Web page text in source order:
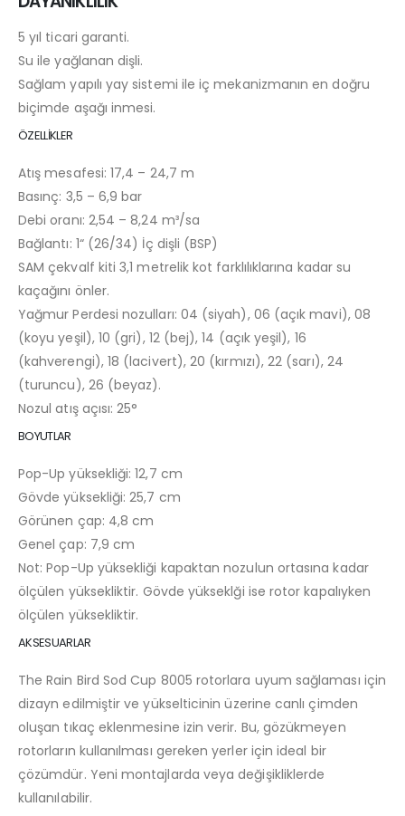
5 yıl ticari garanti.
Su ile yağlanan dişli.
Sağlam yapılı yay sistemi ile iç mekanizmanın en doğru
biçimde aşağı inmesi.
ÖZELLİKLER
Atış mesafesi: 17,4 – 24,7 m
Basınç: 3,5 – 6,9 bar
Debi oranı: 2,54 – 8,24 m³/sa
Bağlantı: 1“ (26/34) İç dişli (BSP)
SAM çekvalf kiti 3,1 metrelik kot farklılıklarına kadar su
kaçağını önler.
Yağmur Perdesi nozulları: 04 (siyah), 06 (açık mavi), 08
(koyu yeşil), 10 (gri), 12 (bej), 14 (açık yeşil), 16
(kahverengi), 18 (lacivert), 20 (kırmızı), 22 (sarı), 24
(turuncu), 26 (beyaz).
Nozul atış açısı: 25°
BOYUTLAR
Pop-Up yüksekliği: 12,7 cm
Gövde yüksekliği: 25,7 cm
Görünen çap: 4,8 cm
Genel çap: 7,9 cm
Not: Pop-Up yüksekliği kapaktan nozulun ortasına kadar
ölçülen yüksekliktir. Gövde yükseklği ise rotor kapalıyken
ölçülen yüksekliktir.
AKSESUARLAR
The Rain Bird Sod Cup 8005 rotorlara uyum sağlaması için
dizayn edilmiştir ve yükselticinin üzerine canlı çimden
oluşan tıkaç eklenmesine izin verir. Bu, gözükmeyen
rotorların kullanılması gereken yerler için ideal bir
çözümdür. Yeni montajlarda veya değişikliklerde
kullanılabilir.